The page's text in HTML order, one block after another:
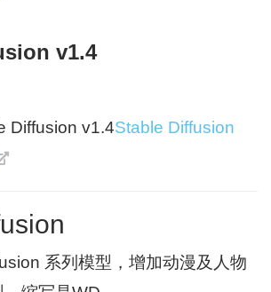
v1.4
Diffusion v1.4Stable Diffusion
系列模型，增加动漫及人物